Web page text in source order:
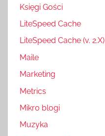
Księgi Gości
LiteSpeed Cache
LiteSpeed Cache (v. 2.X)
Maile
Marketing
Metrics
Mikro blogi
Muzyka